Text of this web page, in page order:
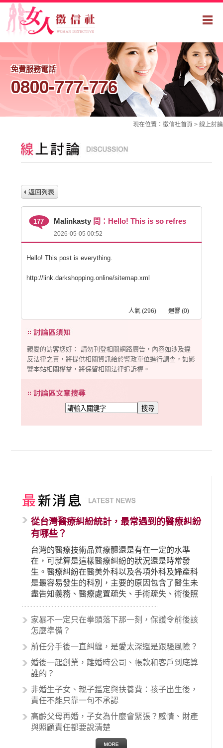
免費服務電話
0800-777-776
現在位置： 徵信社首頁 > 線上討論
177 Malinkasty 問：Hello! This is so refres
2026-05-05 00:52
Hello! This post is everything.
http://link.darkshopping.online/sitemap.xml
人氣 (296) 迴響 (0)
親愛的訪客您好： 請勿刊登相關網路廣告，內容如涉及違
反法律之責，將提供相關資訊給於警政單位進行調查，如影
響本站相關權益，將保留相關法律追訴權。
從台灣醫療糾紛統計，最常遇到的醫療糾紛
有哪些？
台灣的醫療技術品質療體還是有在一定的水準
在，可就算是這樣醫療糾紛的狀況還是時常發
生。醫療糾紛在醫美外科以及各項外科及婦產科
是最容易發生的科別，主要的原因包含了醫生未
盡告知義務、醫療處置疏失、手術疏失、術後照
顧失當、醫療費用的收取。雖然醫學進步，但醫
生與病患之間引起的糾紛還是經常發生。很多案
例中最後都走向訴訟流程，我們如果不幸遇到相
的內容其實非常多，有些案例…
家暴不一定只在拳頭落下那一刻，保護令前後該
怎麼準備？
前任分手後一直糾纏，是愛太深還是跟騷風險？
婚後一起創業，離婚時公司、帳款和客戶到底算
誰的？
非婚生子女、親子鑑定與扶養費：孩子出生後，
責任不能只靠一句不承認
高齡父母再婚，子女為什麼會緊張？感情、財產
與照顧責任都要說清楚